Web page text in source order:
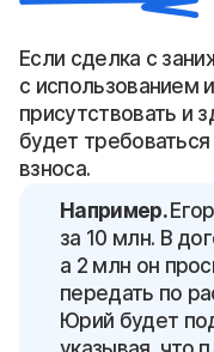
Если сделка с
с использованием
присутствовать и
будет
взноса.
Например.
за 10 млн. В
а 2 млн он
передать по
Юрий будет